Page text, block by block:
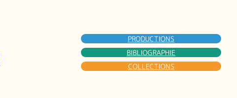
PRODUCTIONS
BIBLIOGRAPHIE
COLLECTIONS